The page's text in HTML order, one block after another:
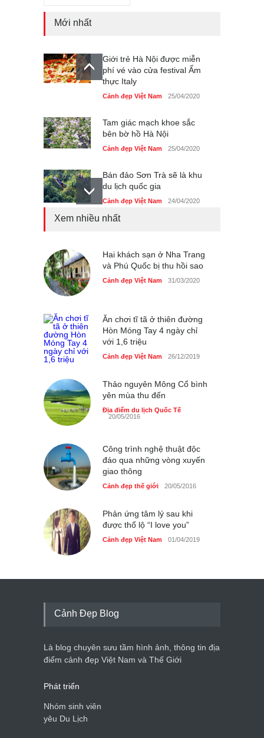
Mới nhất
Giới trẻ Hà Nội được miễn
phí vé vào cửa festival Ẩm
thực Italy
Cảnh đẹp Việt Nam 25/04/2020
Tam giác mạch khoe sắc
bên bờ hồ Hà Nội
Cảnh đẹp Việt Nam 25/04/2020
Bán đảo Sơn Trà sẽ là khu
du lịch quốc gia
Cảnh đẹp Việt Nam 24/04/2020
Cảnh đẹp Việt Nam 25/04/2020
Nhiều hoạt động tôn vinh
Xem nhiều nhất
Hai khách sạn ở Nha Trang
và Phú Quốc bị thu hồi sao
Cảnh đẹp Việt Nam 31/03/2020
Ăn chơi tĩ tã ở thiên đường
Hòn Móng Tay 4 ngày chỉ
với 1,6 triệu
Cảnh đẹp Việt Nam 26/12/2019
Thảo nguyên Mông Cổ bình
yên mùa thu đến
Địa điểm du lịch Quốc Tế
20/05/2016
Công trình nghệ thuật độc
đáo qua những vòng xuyến
giao thông
Cảnh đẹp thế giới 20/05/2016
Phản ứng tâm lý sau khi
được thổ lộ “I love you”
Cảnh đẹp Việt Nam 01/04/2019
Cảnh Đẹp Blog
Là blog chuyên sưu tầm hình ảnh, thông tin địa
điểm cảnh đẹp Việt Nam và Thế Giới
Phát triển
Nhóm sinh viên
yêu Du Lịch